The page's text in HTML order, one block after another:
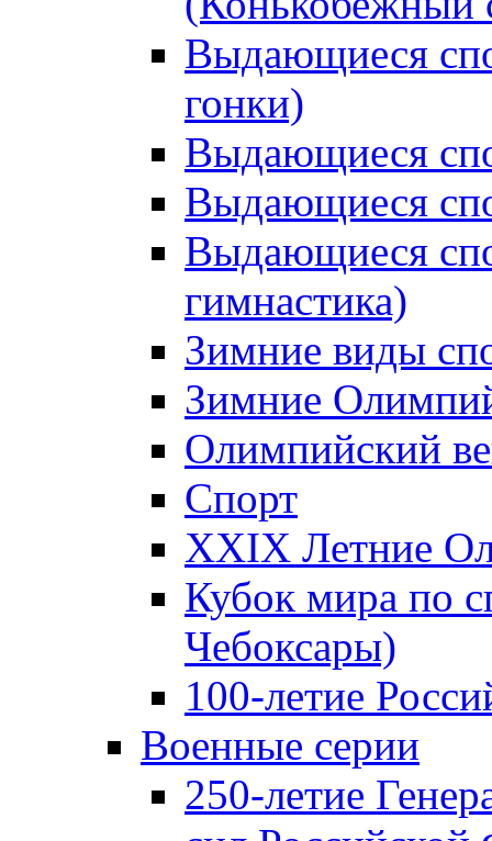
Выдающиеся
гонки)
Выдающиеся
Выдающиеся
Выдающиеся
гимнастика)
Зимние виды
Зимние
Олимпийский
Спорт
XXIX Летние
Кубок мира по
Чебоксары)
100-летие
Военные серии
250-летие